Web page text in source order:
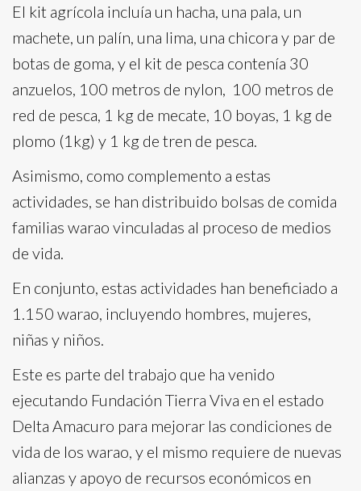
El kit agrícola incluía un hacha, una pala, un
machete, un palín, una lima, una chicora y par de
botas de goma, y el kit de pesca contenía 30
anzuelos, 100 metros de nylon, 100 metros de
red de pesca, 1 kg de mecate, 10 boyas, 1 kg de
plomo (1kg) y 1 kg de tren de pesca.
Asimismo, como complemento a estas
actividades, se han distribuido bolsas de comida
familias warao vinculadas al proceso de medios
de vida.
En conjunto, estas actividades han beneficiado a
1.150 warao, incluyendo hombres, mujeres,
niñas y niños.
Este es parte del trabajo que ha venido
ejecutando Fundación Tierra Viva en el estado
Delta Amacuro para mejorar las condiciones de
vida de los warao, y el mismo requiere de nuevas
alianzas y apoyo de recursos económicos en